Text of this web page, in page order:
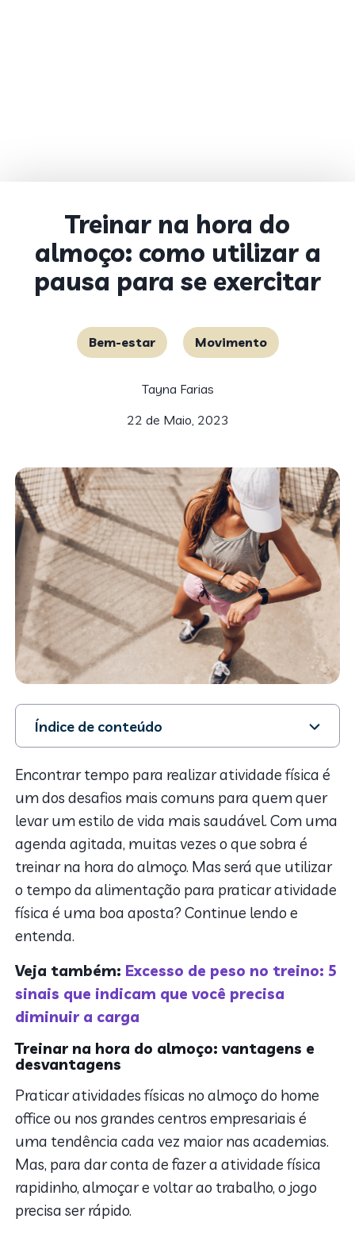
Treinar na hora do
almoço: como utilizar a
pausa para se exercitar
Bem-estar Movimento
Tayna Farias
22 de Maio, 2023
Índice de conteúdo
1. Treinar na hora do almoço: vantagens e
desvantagens
2. Quais os benefícios?
3. Mas nada de descuidar da alimentação
Encontrar tempo para realizar atividade física é
um dos desafios mais comuns para quem quer
levar um estilo de vida mais saudável. Com uma
agenda agitada, muitas vezes o que sobra é
treinar na hora do almoço. Mas será que utilizar
o tempo da alimentação para praticar atividade
física é uma boa aposta? Continue lendo e
entenda.
Veja também: Excesso de peso no treino: 5
sinais que indicam que você precisa
diminuir a carga
Treinar na hora do almoço: vantagens e
desvantagens
Praticar atividades físicas no almoço do home
office ou nos grandes centros empresariais é
uma tendência cada vez maior nas academias.
Mas, para dar conta de fazer a atividade física
rapidinho, almoçar e voltar ao trabalho, o jogo
precisa ser rápido.